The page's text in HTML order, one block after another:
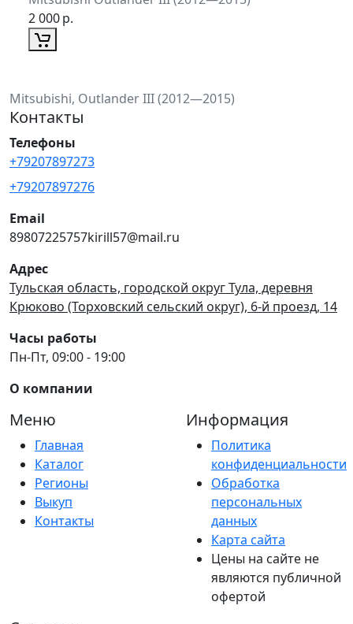
2 000р.
Mitsubishi, Outlander III (2012—2015)
Контакты
Телефоны
+79207897273
+79207897276
Email
89807225757kirill57@mail.ru
Адрес
Тульская область, городской округ Тула, деревня
Крюково (Торховский сельский округ), 6-й проезд, 14
Часы работы
Пн-Пт, 09:00 - 19:00
О компании
Меню
Главная
Каталог
Регионы
Выкуп
Контакты
Информация
Политика
конфиденциальности
Обработка
персональных
данных
Карта сайта
Цены на сайте не
являются публичной
офертой